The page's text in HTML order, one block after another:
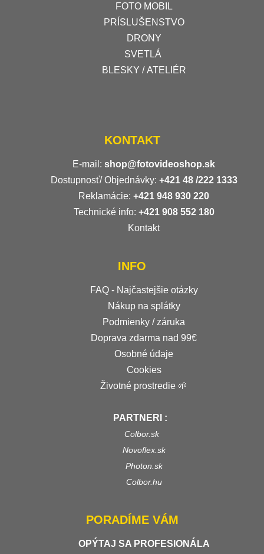
FOTO MOBIL
PRÍSLUŠENSTVO
DRONY
SVETLÁ
BLESKY / ATELIÉR
KONTAKT
E-mail: shop@fotovideoshop.sk
Dostupnosť/ Objednávky: +421 48 /222 1333
Reklamácie: +421 948 930 220
Technické info: +421 908 552 180
Kontakt
INFO
FAQ - Najčastejšie otázky
Nákup na splátky
Podmienky / záruka
Doprava zdarma nad 99€
Osobné údaje
Cookies
Životné prostredie 🌱
PARTNERI :
Colbor.sk
Novoflex.sk
Photon.sk
Colbor.hu
PORADÍME VÁM
OPÝTAJ SA PROFESIONÁLA